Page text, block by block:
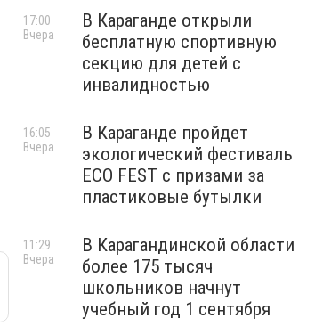
В Караганде открыли
бесплатную спортивную
секцию для детей с
инвалидностью
17:00
Вчера
В Караганде пройдет
экологический фестиваль
ECO FEST с призами за
пластиковые бутылки
16:05
Вчера
В Карагандинской области
более 175 тысяч
школьников начнут
учебный год 1 сентября
11:29
Вчера